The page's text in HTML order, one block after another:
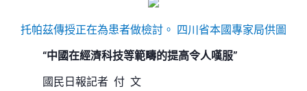
托帕茲傳授正在為患者做檢討。 四川省本國專家局供圖
“中國在經濟科技等範疇的提高令人嘆服”
國民日報記者 付 文